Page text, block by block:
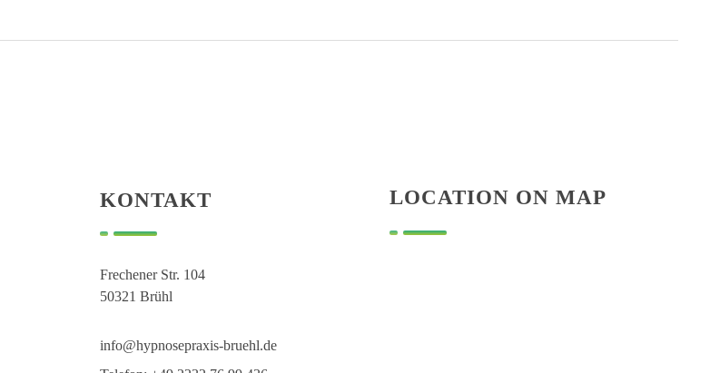
KONTAKT
Frechener Str. 104
50321 Brühl
info@hypnosepraxis-bruehl.de
LOCATION ON MAP